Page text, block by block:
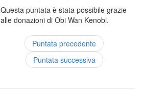
Questa puntata è stata possibile grazie
alle donazioni di Obi Wan Kenobi.
Puntata precedente
Puntata successiva